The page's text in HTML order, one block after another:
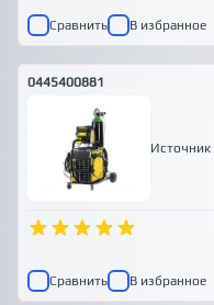
Сравнить В избранное
0445400881
Источник
Сравнить В избранное